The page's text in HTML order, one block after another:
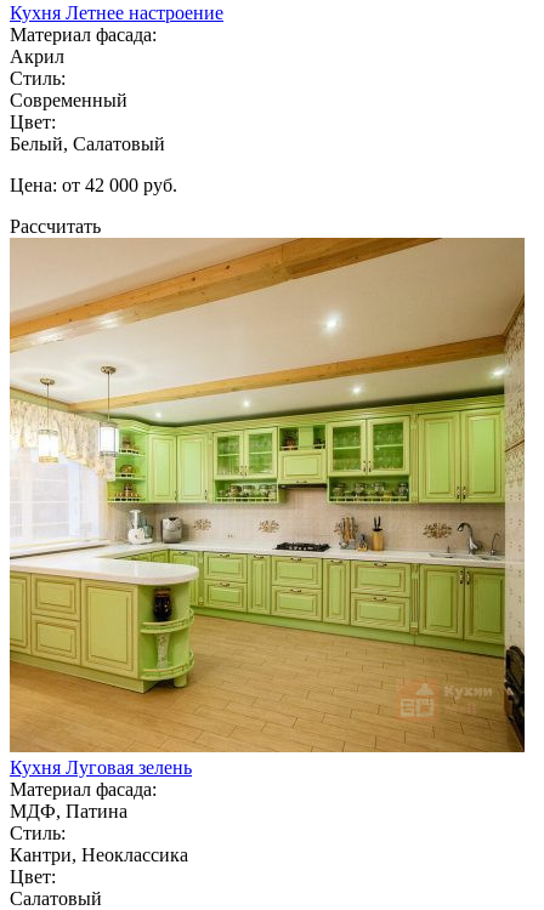
Кухня Летнее настроение
Материал фасада:
Акрил
Стиль:
Современный
Цвет:
Белый, Салатовый
Цена: от 42 000 руб.
Рассчитать
Кухня Луговая зелень
Материал фасада:
МДФ, Патина
Стиль:
Кантри, Неоклассика
Цвет:
Салатовый